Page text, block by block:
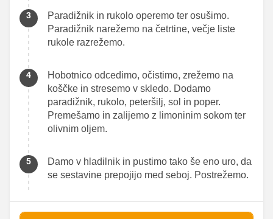
Paradižnik in rukolo operemo ter osušimo.
Paradižnik narežemo na četrtine, večje liste
rukole razrežemo.
Hobotnico odcedimo, očistimo, zrežemo na
koščke in stresemo v skledo. Dodamo
paradižnik, rukolo, peteršilj, sol in poper.
Premešamo in zalijemo z limoninim sokom ter
olivnim oljem.
Damo v hladilnik in pustimo tako še eno uro, da
se sestavine prepojijo med seboj. Postrežemo.